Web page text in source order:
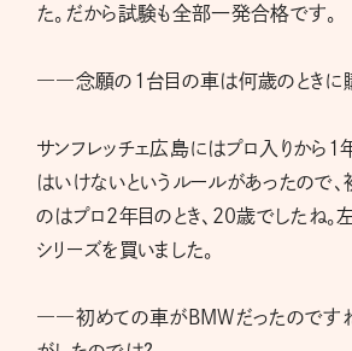
た。だから試験も全部一発合格です。
――念願の1台目の車は何歳のときに購
サンフレッチェ広島にはプロ入りから1
はいけないというルールがあったので
のはプロ2年目のとき、20歳でしたね。
シリーズを買いました。
――初めての車がBMWだったのですね